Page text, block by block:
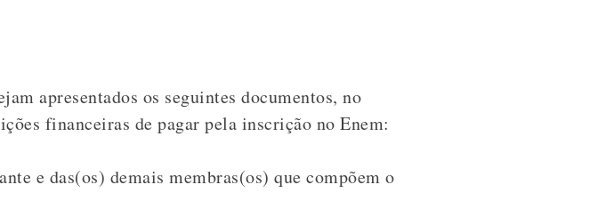
apresentados os seguintes documentos, no
financeiras de pagar pela inscrição no Enem:
e das(os) demais membras(os) que compõem o